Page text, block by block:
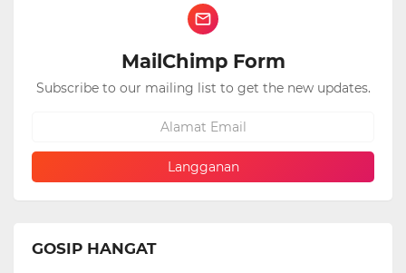
MailChimp Form
Subscribe to our mailing list to get the new updates.
GOSIP HANGAT